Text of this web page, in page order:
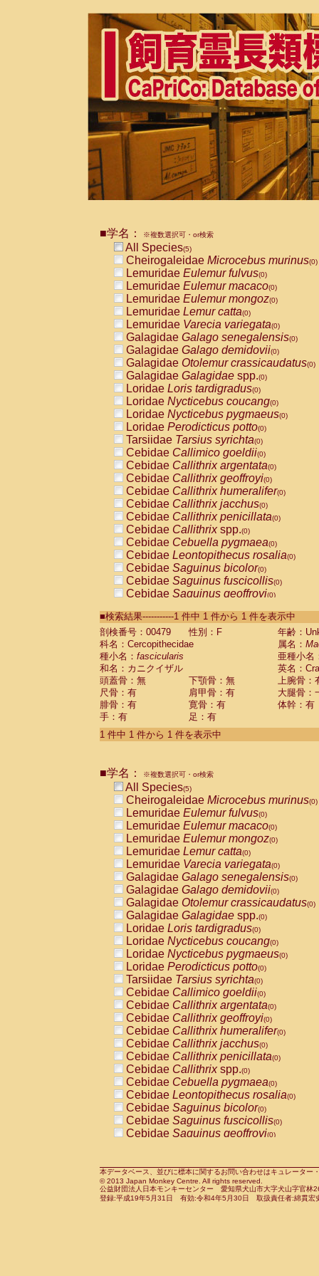
■学名： ※複数選択可・or検索
All Species(5)
Cheirogaleidae Microcebus murinus(0)
Lemuridae Eulemur fulvus(0)
Lemuridae Eulemur macaco(0)
Lemuridae Eulemur mongoz(0)
Lemuridae Lemur catta(0)
Lemuridae Varecia variegata(0)
Galagidae Galago senegalensis(0)
Galagidae Galago demidovii(0)
Galagidae Otolemur crassicaudatus(0)
Galagidae Galagidae spp.(0)
Loridae Loris tardigradus(0)
Loridae Nycticebus coucang(0)
Loridae Nycticebus pygmaeus(0)
Loridae Perodicticus potto(0)
Tarsiidae Tarsius syrichta(0)
Cebidae Callimico goeldii(0)
Cebidae Callithrix argentata(0)
Cebidae Callithrix geoffroyi(0)
Cebidae Callithrix humeralifer(0)
Cebidae Callithrix jacchus(0)
Cebidae Callithrix penicillata(0)
Cebidae Callithrixspp.(0)
Cebidae Cebuella pygmaea(0)
Cebidae Leontopithecus rosalia(0)
Cebidae Saguinus bicolor(0)
Cebidae Saguinus fuscicollis(0)
Cebidae Saguinus geoffroyi(0)
CebidaeSaguinus labiatus(0)
Cebidae Saguinus leucopus (0)
CebidaeSaguinus midas
CebidaeSaguinus mystax
CebidaeSaguinus nigricollis (1)
Cebidae Saguinus oedipus
Cebidae Saguinus weddelli
Cebidae Saguinusspp.
Cebidae Aotus trivirgatus
Cebidae Cebus albifrons
CebidaeCebus nigrivittatus
CebidaeCebus
CebidaeSaimiri boliviensis(0)
CebidaeSaimiri sciureus(0)
AtelidaeAlouatta caraya(0)
AtelidaeAlouatta fusca(0)
AtelidaeAlouatta seniculus
AtelidaeAlouattaspp.(0)
AtelidaeAteles belzebuth(0)
AtelidaeAteles geoffroyi(0)
AtelidaeAteles paniscus(0)
AtelidaeAtelesspp.(0)
Atelidae Lagothrix lagothricha
AtelidaeLagothrix lagothricha cana
PitheciidaeCacajao calvus
PitheciidaeCallicebus cupreus
PitheciidaeCallicebus donacophilus
PitheciidaeCallicebus moloch
PitheciidaeCallicebus torquatus
PitheciidaeCallicebusspp.(0)
PitheciidaeChiropotes satanas(0)
PitheciidaePithecia monachus
PitheciidaePithecia pithecia(0)
CercopithecidaeCercocebus agilis
CercopithecidaeCercocebus
CercopithecidaeCercocebus
CercopithecidaeCercocebus
CercopithecidaeCercocebus
CercopithecidaeCercocebushybrid
CercopithecidaePapio anubis(0)
CercopithecidaePapio cynocephalus
CercopithecidaePapio hamadryas(0)
■検索結果-----------1 件中 1 件から 1 件を表示中
剖検番号：00479
性別：F
年齢：
科名：Cercopithecidae
属名：
種小名： fascicularis
亜種小名
和名：カニクイザル
英名：
頭蓋骨：無
下顎骨：無
上腕骨：
尺骨：有
肩甲骨：有
大腿骨：
腓骨：有
寛骨：有
体幹：有
手：有
足：有
1 件中 1 件から 1 件を表示中
■学名： ※複数選択可・or検索
All Species(5)
Cheirogaleidae Microcebus murinus(0)
Lemuridae Eulemur fulvus(0)
Lemuridae Eulemur macaco(0)
Lemuridae Eulemur mongoz(0)
Lemuridae Lemur catta(0)
Lemuridae Varecia variegata(0)
Galagidae Galago senegalensis(0)
Galagidae Galago demidovii(0)
Galagidae Otolemur crassicaudatus(0)
Galagidae Galagidae spp.(0)
Loridae Loris tardigradus(0)
Loridae Nycticebus coucang(0)
Loridae Nycticebus pygmaeus(0)
Loridae Perodicticus potto(0)
Tarsiidae Tarsius syrichta(0)
Cebidae Callimico goeldii(0)
Cebidae Callithrix argentata(0)
Cebidae Callithrix geoffroyi(0)
Cebidae Callithrix humeralifer(0)
Cebidae Callithrix jacchus(0)
Cebidae Callithrix penicillata(0)
Cebidae Callithrixspp.(0)
Cebidae Cebuella pygmaea(0)
Cebidae Leontopithecus rosalia(0)
Cebidae Saguinus bicolor(0)
Cebidae Saguinus fuscicollis(0)
Cebidae Saguinus geoffroyi(0)
CebidaeSaguinus leucopus(0)
CebidaeSaguinus midas(0)
Cebidae Saguinus mystax(0)
本データベース、並びに標本に関するお問い合わせはキュレータ
© 2013 Japan Monkey Centre. All rights reserved.
公益財団法人日本モンキーセンター 愛知県犬山市大字犬山字官
登録:平成19年5月31日 有効:令和4年5月30日 取扱責任者:綿貫宏